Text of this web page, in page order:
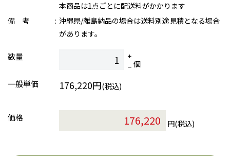
本商品は1点ごとに配送料がかかります
備 考
沖縄県/離島納品の場合は送料別途見積となる場合
があります。
数量
個
一般単価
176,220円(税込)
価格
円(税込)